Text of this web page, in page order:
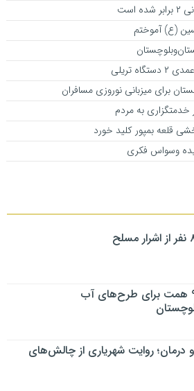
(ع) آموختم
تریلی
برای میزبانی نوروزی مسافران
خدمتگزاری به مردم
قلعه بمپور کلید خورد
وسواس فکری
اختصاص ۹ همت برای طرح‌های آب
درمان؛ روایت شهریاری از چالش‌های